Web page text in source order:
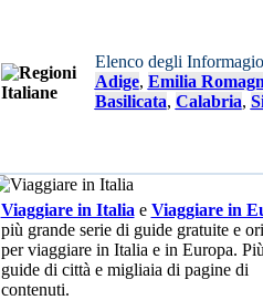
Elenco degli
Adige, Emilia
Basilicata, Calabria,
Viaggiare in Italia e Viaggiare in
più grande serie di guide gratuite e
per viaggiare in Italia e in Europa.
guide di città e migliaia di pagine di
contenuti.